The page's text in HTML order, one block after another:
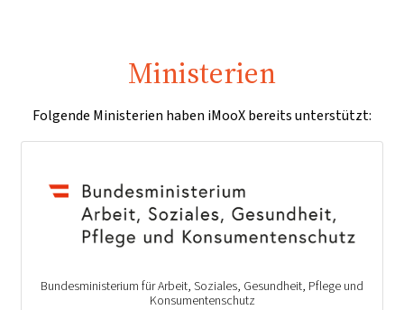
Ministerien
Folgende Ministerien haben iMooX bereits unterstützt:
Bundesministerium für Arbeit, Soziales, Gesundheit, Pflege und
Konsumentenschutz